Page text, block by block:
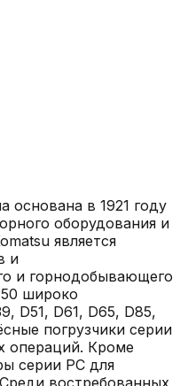
в 1921 году
оборудования и
является
и
и горнодобывающего
широко
D51, D61, D65, D85,
погрузчики серии
операций. Кроме
серии PC для
востребованных